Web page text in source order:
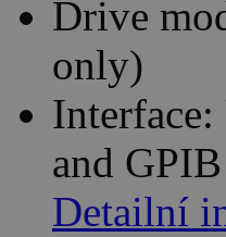
Drive
only)
and
Detailní